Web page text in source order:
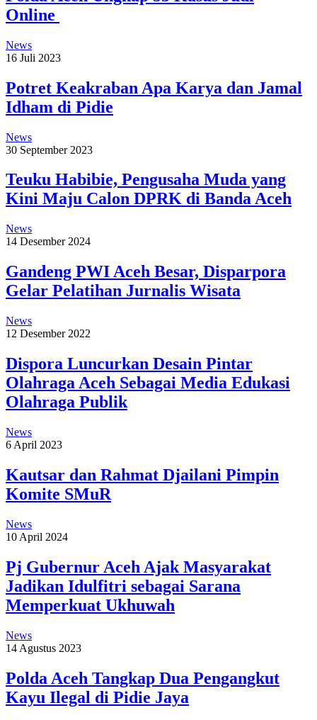
Online
News
16 Juli 2023
Potret Keakraban Apa Karya dan Jamal
Idham di Pidie
News
30 September 2023
Teuku Habibie, Pengusaha Muda yang
Kini Maju Calon DPRK di Banda Aceh
News
14 Desember 2024
Gandeng PWI Aceh Besar, Disparpora
Gelar Pelatihan Jurnalis Wisata
News
12 Desember 2022
Dispora Luncurkan Desain Pintar
Olahraga Aceh Sebagai Media Edukasi
Olahraga Publik
News
6 April 2023
Kautsar dan Rahmat Djailani Pimpin
Komite SMuR
News
10 April 2024
Pj Gubernur Aceh Ajak Masyarakat
Jadikan Idulfitri sebagai Sarana
Memperkuat Ukhuwah
News
14 Agustus 2023
Polda Aceh Tangkap Dua Pengangkut
Kayu Ilegal di Pidie Jaya